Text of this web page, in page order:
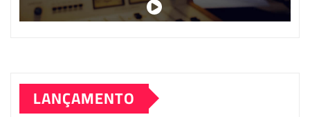
LANÇAMENTO